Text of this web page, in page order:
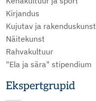
Kirjandus
Kujutav ja rakenduskunst
Näitekunst
Rahvakultuur
"Ela ja sära" stipendium
Ekspertgrupid